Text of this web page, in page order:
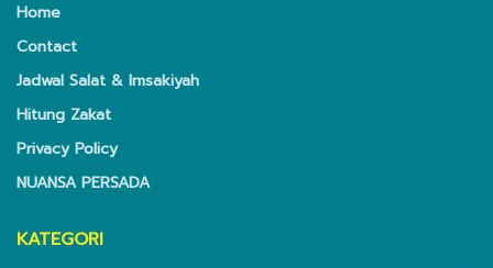
Home
Contact
Jadwal Salat & Imsakiyah
Hitung Zakat
Privacy Policy
NUANSA PERSADA
KATEGORI